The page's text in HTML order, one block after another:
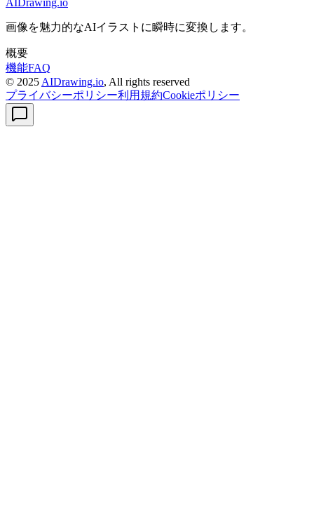
AIDrawing.io
画像を魅力的なAIイラストに瞬時に変換します。
概要
機能FAQ
© 2025 AIDrawing.io, All rights reserved
プライバシーポリシー利用規約Cookieポリシー